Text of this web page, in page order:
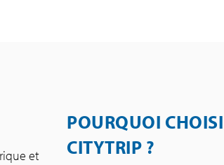
et
POURQUOI
CITYTRIP ?